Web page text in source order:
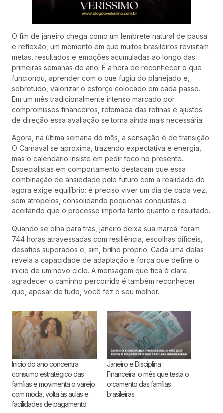
O fim de janeiro chega como um lembrete natural de pausa
e reflexão, um momento em que muitos brasileiros revisitam
metas, resultados e emoções acumuladas ao longo das
primeiras semanas do ano. É a hora de reconhecer o que
funcionou, aprender com o que fugiu do planejado e,
sobretudo, valorizar o esforço colocado em cada passo.
Em um mês tradicionalmente intenso marcado por
compromissos financeiros, retomada das rotinas e ajustes
de direção essa avaliação se torna ainda mais necessária.
Agora, na última semana do mês, a sensação é de transição.
O Carnaval se aproxima, trazendo expectativa e energia,
mas o calendário insiste em pedir foco no presente.
Especialistas em comportamento destacam que essa
combinação de ansiedade pelo futuro com a realidade do
agora exige equilíbrio: é preciso viver um dia de cada vez,
sem atropelos, consolidando pequenas conquistas e
aceitando que o processo importa tanto quanto o resultado.
Quando se olha para trás, janeiro deixa sua marca: foram
744 horas atravessadas com resiliência, escolhas difíceis,
desafios superados e, sim, brilho próprio. Cada uma delas
revela a capacidade de adaptação e força que define o
início de um novo ciclo. A mensagem que fica é clara
agradecer o caminho percorrido é também reconhecer
que, apesar de tudo, você fez o seu melhor.
Inicio do ano concentra
consumo estratégico das
famílias e movimenta o varejo
com moda, volta às aulas e
facilidades de pagamento
Janeiro e Disciplina
Financeira: o mês que testa o
orçamento das famílias
brasileiras